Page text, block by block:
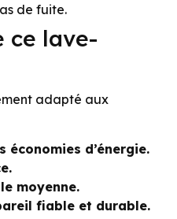
de fuite.
ce lave-
adapté aux
économies d’énergie.
moyenne.
fiable et durable.